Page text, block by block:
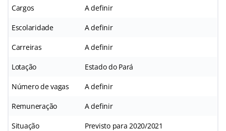
Cargos A definir
Escolaridade A definir
Carreiras A definir
Lotação Estado do Pará
Número de vagas A definir
Remuneração A definir
Situação Previsto para 2020/2021